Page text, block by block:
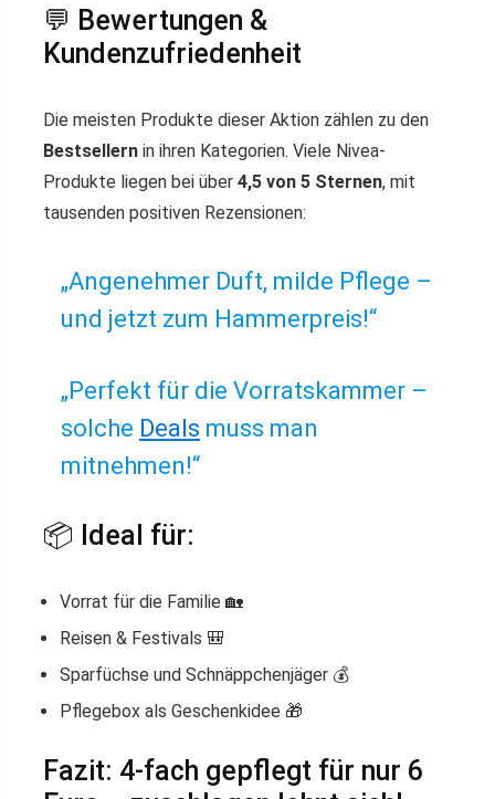
💬 Bewertungen &
Kundenzufriedenheit
Die meisten Produkte dieser Aktion zählen zu den
Bestsellern in ihren Kategorien. Viele Nivea-
Produkte liegen bei über 4,5 von 5 Sternen, mit
tausenden positiven Rezensionen:
„Angenehmer Duft, milde Pflege –
und jetzt zum Hammerpreis!“
„Perfekt für die Vorratskammer –
solche Deals muss man
mitnehmen!“
📦 Ideal für:
Vorrat für die Familie 🏡
Reisen & Festivals 🎒
Sparfüchse und Schnäppchenjäger 💰
Pflegebox als Geschenkidee 🎁
Fazit: 4-fach gepflegt für nur 6